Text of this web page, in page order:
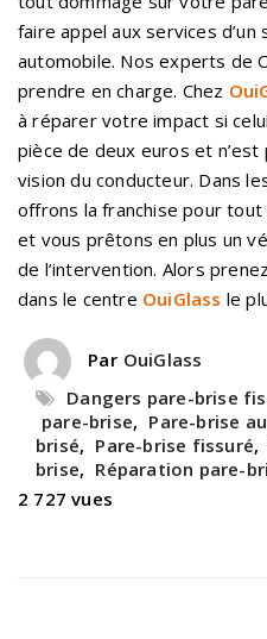
faire appel aux services
automobile. Nos experts de
prendre en charge. Chez
à réparer votre impact si
pièce de deux euros et
vision du conducteur. Dans
offrons la franchise pour
et vous prêtons en plus un
de l’intervention. Alors
dans le centre OuiGlass le
Par OuiGlass
Dangers pare-brise
pare-brise, Pare-brise
brisé, Pare-brise fissuré,
brise, Réparation pare-
2 727 vues